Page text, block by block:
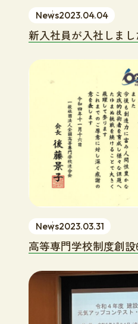
News2023.04.04
新入社員が入社しまし
News2023.03.31
高等専門学校制度創